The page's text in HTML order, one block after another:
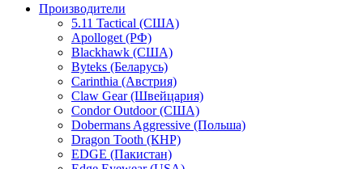
Производители
5.11 Tactical (США)
Apolloget (РФ)
Blackhawk (США)
Byteks (Беларусь)
Carinthia (Австрия)
Claw Gear (Швейцария)
Condor Outdoor (США)
Dobermans Aggressive (Польша)
Dragon Tooth (КНР)
EDGE (Пакистан)